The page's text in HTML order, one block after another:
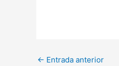
← Entrada anterior